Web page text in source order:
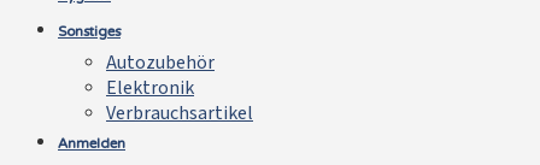
Sonstiges
Autozubehör
Elektronik
Verbrauchsartikel
Anmelden